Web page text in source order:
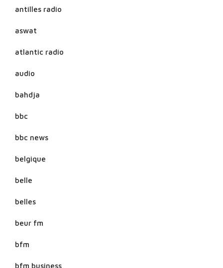
antilles radio
aswat
atlantic radio
audio
bahdja
bbc
bbc news
belgique
belle
belles
beur fm
bfm
bfm business